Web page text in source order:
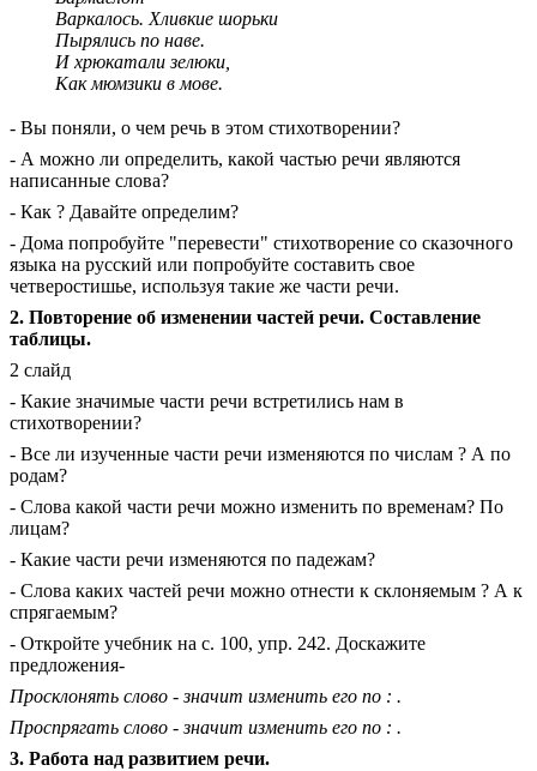
Варкалось. Хливкие шорьки
Пырялись по наве.
И хрюкатали зелюки,
Как мюмзики в мове.
- Вы поняли, о чем речь в этом стихотворении?
- А можно ли определить, какой частью речи являются
написанные слова?
- Как ? Давайте определим?
- Дома попробуйте "перевести" стихотворение со сказочного
языка на русский или попробуйте составить свое
четверостишье, используя такие же части речи.
2. Повторение об изменении частей речи. Составление
таблицы.
2 слайд
- Какие значимые части речи встретились нам в
стихотворении?
- Все ли изученные части речи изменяются по числам ? А по
родам?
- Слова какой части речи можно изменить по временам? По
лицам?
- Какие части речи изменяются по падежам?
- Слова каких частей речи можно отнести к склоняемым ? А к
спрягаемым?
- Откройте учебник на с. 100, упр. 242. Доскажите
предложения-
Просклонять слово - значит изменить его по : .
Проспрягать слово - значит изменить его по : .
3. Работа над развитием речи.